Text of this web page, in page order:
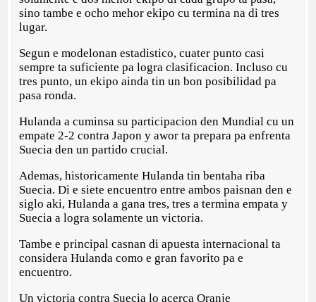
sino tambe e ocho mehor ekipo cu termina na di tres
lugar.
Segun e modelonan estadistico, cuater punto casi
sempre ta suficiente pa logra clasificacion. Incluso cu
tres punto, un ekipo ainda tin un bon posibilidad pa
pasa ronda.
Hulanda a cuminsa su participacion den Mundial cu un
empate 2-2 contra Japon y awor ta prepara pa enfrenta
Suecia den un partido crucial.
Ademas, historicamente Hulanda tin bentaha riba
Suecia. Di e siete encuentro entre ambos paisnan den e
siglo aki, Hulanda a gana tres, tres a termina empata y
Suecia a logra solamente un victoria.
Tambe e principal casnan di apuesta internacional ta
considera Hulanda como e gran favorito pa e
encuentro.
Un victoria contra Suecia lo acerca Oranje